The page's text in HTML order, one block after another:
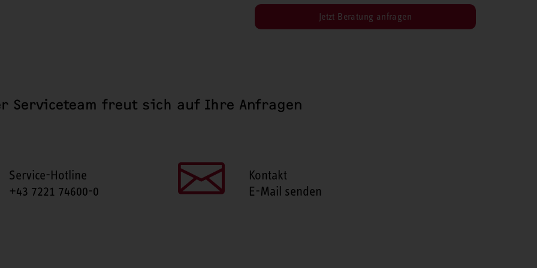
Jetzt Beratung anfragen
Serviceteam freut sich auf Ihre Anfragen
Service-Hotline
+43 7221 74600-0
Kontakt
E-Mail senden